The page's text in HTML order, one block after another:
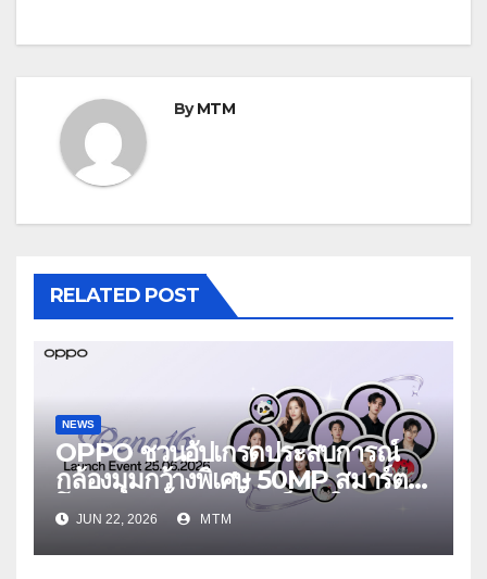
ByMTM
RELATED POST
NEWS
OPPO ชวนอัปเกรดประสบการณ์
กล้องมุมกว้างพิเศษ 50MP สมาร์ต
โฟนเพื่อนซี้ เทรนดี้ทุกช็อต ใน
งาน OPPO Reno16 Series 5G
Launch Event 25 มิถุนายนนี้
JUN 22, 2026 MTM